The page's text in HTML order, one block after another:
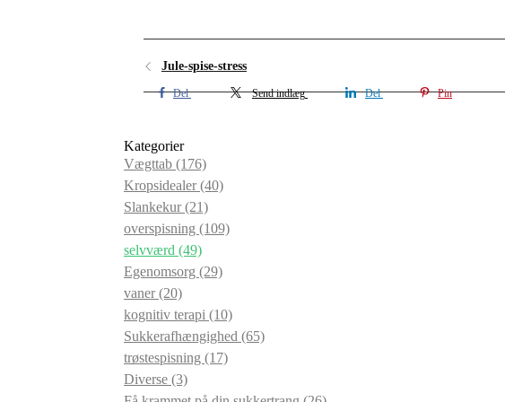
Jule-spise-stress
Del Send indlæg Del Pin
Kategorier
Vægttab (176)
Kropsidealer(40)
Slankekur(21)
overspisning (109)
selvværd (49)
Egenomsorg (29)
vaner(20)
kognitiv terapi (10)
Sukkerafhængighed (65)
trøstespisning (17)
Diverse (3)